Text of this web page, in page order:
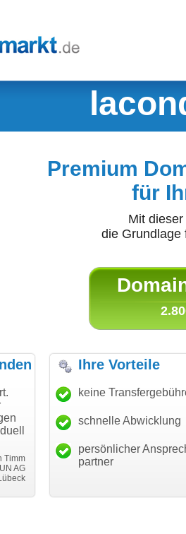
Premium
für
Mit
die
für den schnellen
und guten Service!"
Thomas Schäfer
eckert communication GmbH
"Ich bin
haben.
mein
Ihre Vorteile
keine
schnelle Abwicklung
persönlicher
partner